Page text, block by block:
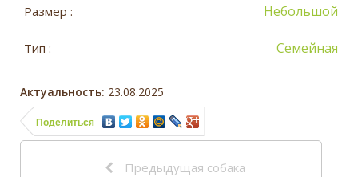
Размер : Небольшой
Тип : Семейная
Актуальность: 23.08.2025
Поделиться
Предыдущая собака